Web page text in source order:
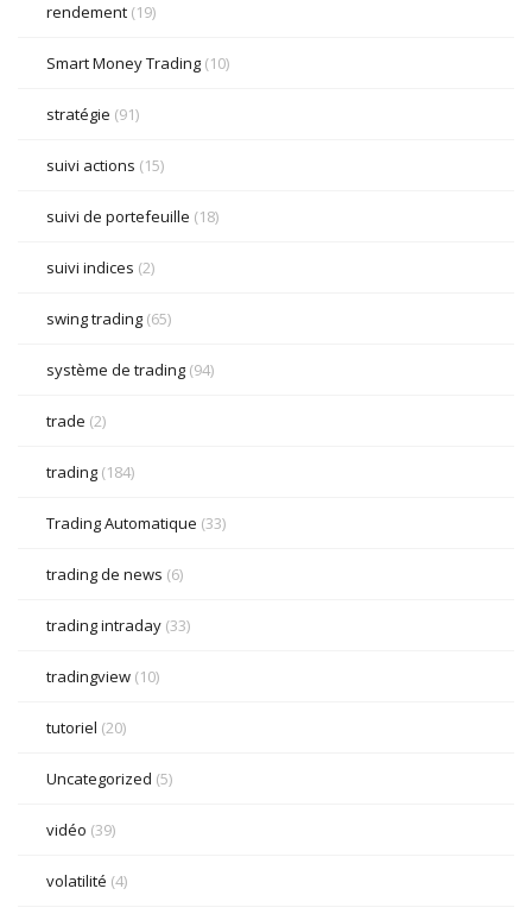
rendement (19)
Smart Money Trading (10)
stratégie (91)
suivi actions (15)
suivi de portefeuille (18)
suivi indices (2)
swing trading (65)
système de trading (94)
trade (2)
trading (184)
Trading Automatique (33)
trading de news (6)
trading intraday (33)
tradingview (10)
tutoriel (20)
Uncategorized (5)
vidéo (39)
volatilité (4)